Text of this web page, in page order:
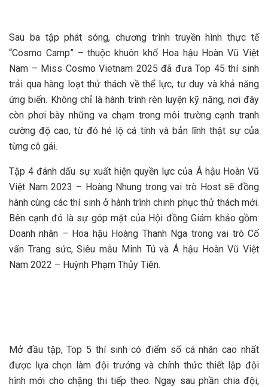
Sau ba tập phát sóng, chương trình truyền hình thực tế
“Cosmo Camp” – thuộc khuôn khổ Hoa hậu Hoàn Vũ Việt
Nam – Miss Cosmo Vietnam 2025 đã đưa Top 45 thí sinh
trải qua hàng loạt thử thách về thể lực, tư duy và khả năng
ứng biến. Không chỉ là hành trình rèn luyện kỹ năng, nơi đây
còn phơi bày những va chạm trong môi trường cạnh tranh
cường độ cao, từ đó hé lộ cá tính và bản lĩnh thật sự của
từng cô gái.
Tập 4 đánh dấu sự xuất hiện quyền lực của Á hậu Hoàn Vũ
Việt Nam 2023 – Hoàng Nhung trong vai trò Host sẽ đồng
hành cùng các thí sinh ở hành trình chinh phục thử thách mới.
Bên cạnh đó là sự góp mặt của Hội đồng Giám khảo gồm:
Doanh nhân – Hoa hậu Hoàng Thanh Nga trong vai trò Cố
vấn Trang sức, Siêu mẫu Minh Tú và Á hậu Hoàn Vũ Việt
Nam 2022 – Huỳnh Phạm Thủy Tiên.
Mở đầu tập, Top 5 thí sinh có điểm số cá nhân cao nhất
được lựa chọn làm đội trưởng và chính thức thiết lập đội
hình mới cho chặng thi tiếp theo. Ngay sau phần chia đội,